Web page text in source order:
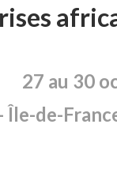
27 au 30
Île-de-